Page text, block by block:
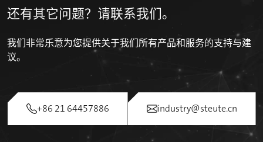
还有其它问题？请联系我们。
我们非常乐意为您提供关于我们所有产品和服务的支持与建
议。
+86 21 64457886 industry@steute.cn